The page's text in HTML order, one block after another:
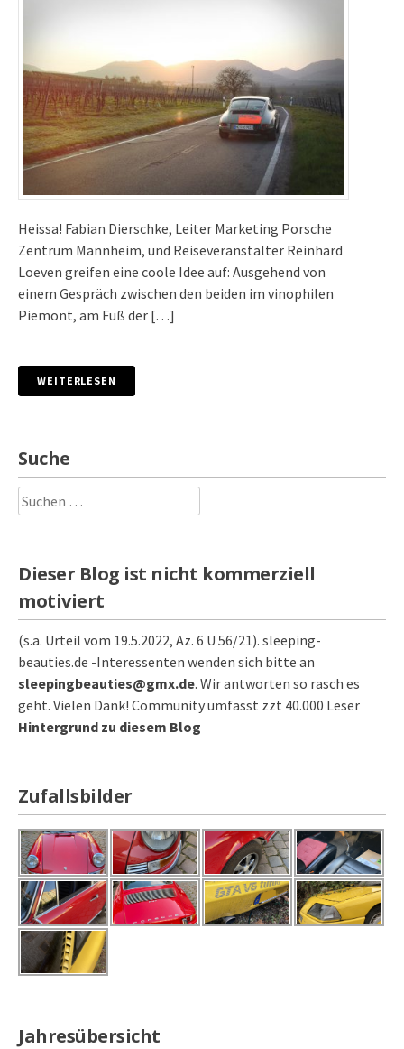
Heissa! Fabian Dierschke, Leiter Marketing Porsche
Zentrum Mannheim, und Reiseveranstalter Reinhard
Loeven greifen eine coole Idee auf: Ausgehend von
einem Gespräch zwischen den beiden im vinophilen
Piemont, am Fuß der […]
WEITERLESEN
Suche
Suchen
nach:
Dieser Blog ist nicht kommerziell
motiviert
(s.a. Urteil vom 19.5.2022, Az. 6 U 56/21). sleeping-
beauties.de -Interessenten wenden sich bitte an
sleepingbeauties@gmx.de. Wir antworten so rasch es
geht. Vielen Dank! Community umfasst zzt 40.000 Leser
Hintergrund zu diesem Blog
Zufallsbilder
Jahresübersicht